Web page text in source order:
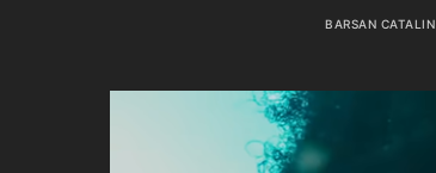
BARSAN CATALIN